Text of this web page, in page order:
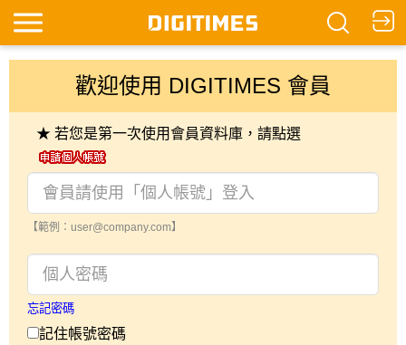
歡迎使用 DIGITIMES 會員
★ 若您是第一次使用會員資料庫，請點選
【範例：user@company.com】
忘記密碼
記住帳號密碼